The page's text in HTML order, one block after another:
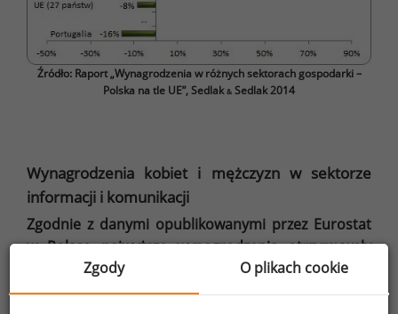
Źródło: Raport „Wynagrodzenia w różnych sektorach gospodarki –
Polska na tle UE”, Sedlak& Sedlak 2014
Wynagrodzenia kobiet i mężczyzn w sektorze
informacji i komunikacji
Zgodnie z danymi opublikowanymi przez Eurostat
w Polsce najwyższe wynagrodzenia otrzymywały
osoby zatrudnione w sektorze informacji
i komunikacji. Było to średnio 1 504 euro, dzięki
Zgody O plikach cookie